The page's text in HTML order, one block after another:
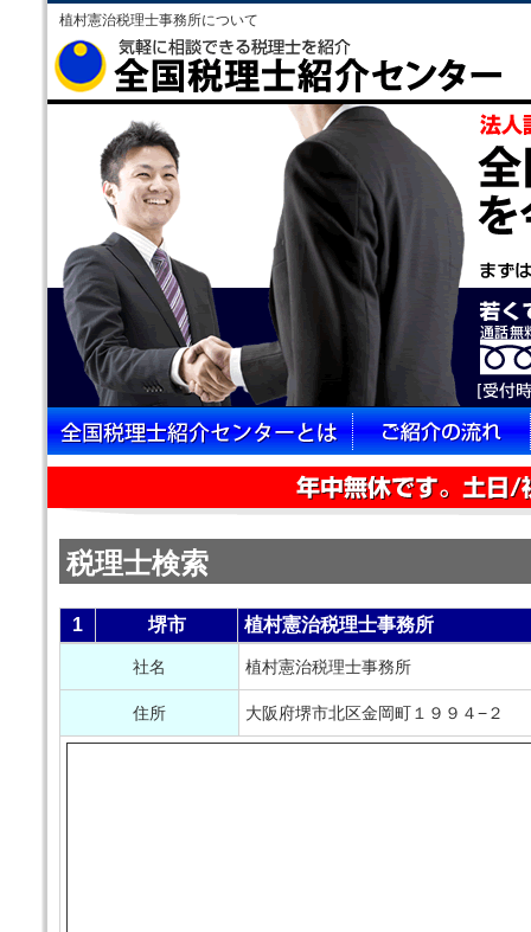
植村憲治税理士事務所について
税理士検索
1 堺市 植村憲治税理士事務所
社名 植村憲治税理士事務所
住所 大阪府堺市北区金岡町１９９４−２